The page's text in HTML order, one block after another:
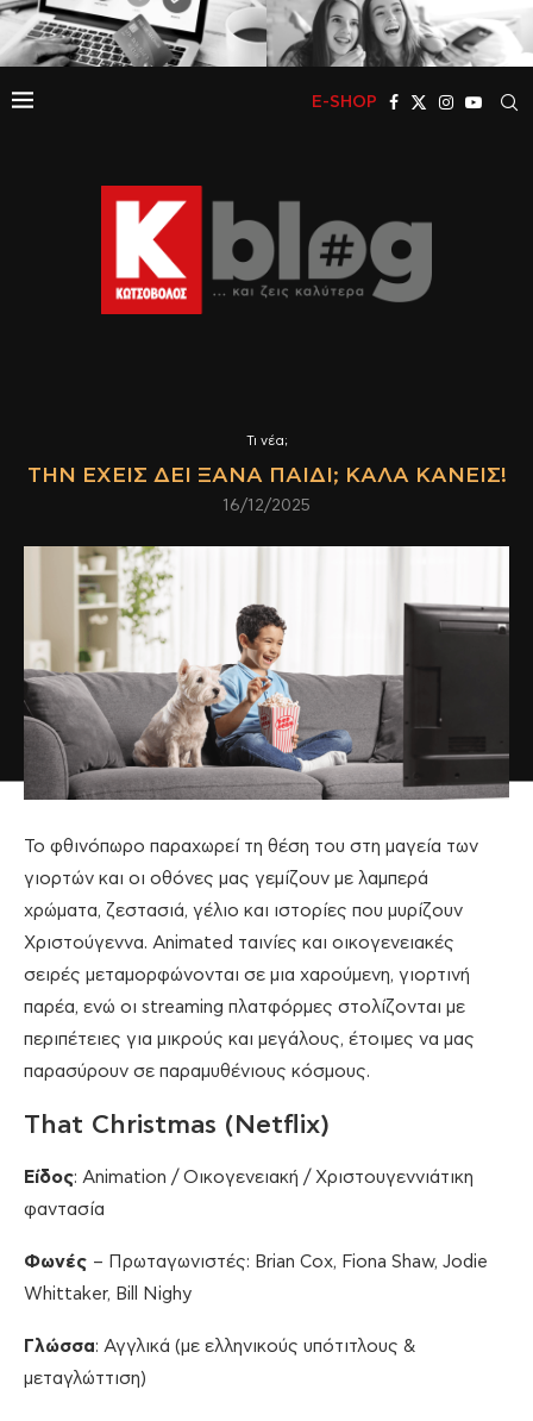
E-SHOP
Τι νέα;
ΤΗΝ ΈΧΕΙΣ ΔΕΙ ΞΑΝΆ ΠΑΙΔΊ; ΚΑΛΆ ΚΆΝΕΙΣ!
16/12/2025
Το φθινόπωρο παραχωρεί τη θέση του στη μαγεία των
γιορτών και οι οθόνες μας γεμίζουν με λαμπερά
χρώματα, ζεστασιά, γέλιο και ιστορίες που μυρίζουν
Χριστούγεννα. Animated ταινίες και οικογενειακές
σειρές μεταμορφώνονται σε μια χαρούμενη, γιορτινή
παρέα, ενώ οι streaming πλατφόρμες στολίζονται με
περιπέτειες για μικρούς και μεγάλους, έτοιμες να μας
παρασύρουν σε παραμυθένιους κόσμους.
That Christmas (Netflix)
Είδος: Animation / Οικογενειακή / Χριστουγεννιάτικη
φαντασία
Φωνές – Πρωταγωνιστές: Brian Cox, Fiona Shaw, Jodie
Whittaker, Bill Nighy
Γλώσσα: Αγγλικά (με ελληνικούς υπότιτλους &
μεταγλώττιση)